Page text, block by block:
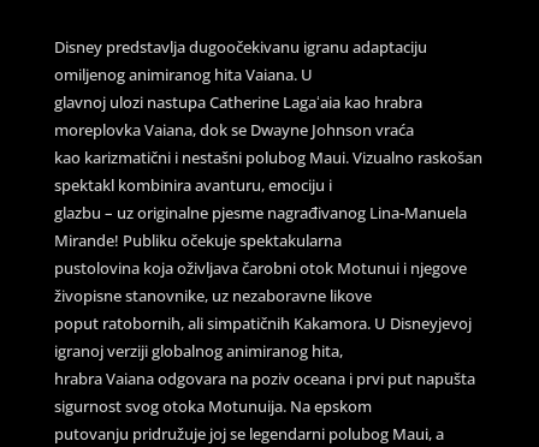
Disney predstavlja dugoočekivanu igranu adaptaciju
omiljenog animiranog hita Vaiana. U
glavnoj ulozi nastupa Catherine Lagaʻaia kao hrabra
moreplovka Vaiana, dok se Dwayne Johnson vraća
kao karizmatični i nestašni polubog Maui. Vizualno raskošan
spektakl kombinira avanturu, emociju i
glazbu – uz originalne pjesme nagrađivanog Lina-Manuela
Mirande! Publiku očekuje spektakularna
pustolovina koja oživljava čarobni otok Motunui i njegove
živopisne stanovnike, uz nezaboravne likove
poput ratobornih, ali simpatičnih Kakamora. U Disneyjevoj
igranoj verziji globalnog animiranog hita,
hrabra Vaiana odgovara na poziv oceana i prvi put napušta
sigurnost svog otoka Motunuija. Na epskom
putovanju pridružuje joj se legendarni polubog Maui, a